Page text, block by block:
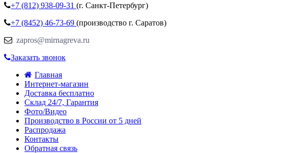
+7 (812) 938-09-31 (г. Санкт-Петербург)
+7 (8452) 46-73-69 (производство г. Саратов)
zapros@mirnagreva.ru
Заказать звонок
Главная
Интернет-магазин
Доставка бесплатно
Склад 24/7, Гарантия
Фото/Видео
Производство в России от 5 дней
Распродажа
Контакты
Обратная связь